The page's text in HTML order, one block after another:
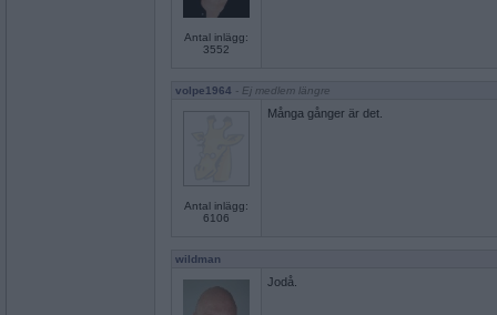
Antal inlägg:
3552
volpe1964 - Ej medlem längre
Antal inlägg:
6106
Många gånger är det.
wildman
Jodå.